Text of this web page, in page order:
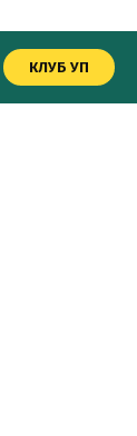
КЛУБ УП